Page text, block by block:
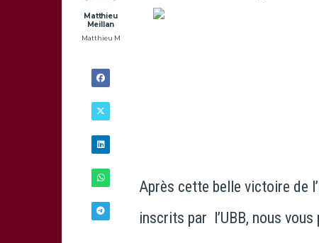
Matthieu
Meillan
Matthieu M
Après cette belle victoire de
inscrits par l’UBB, nous vous